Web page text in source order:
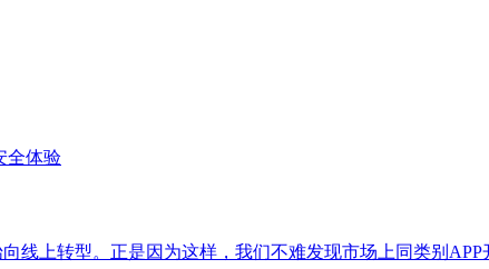
线上转型。正是因为这样，我们不难发现市场上同类别